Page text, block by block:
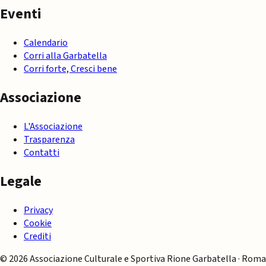
Eventi
Calendario
Corri alla Garbatella
Corri forte, Cresci bene
Associazione
L'Associazione
Trasparenza
Contatti
Legale
Privacy
Cookie
Crediti
© 2026 Associazione Culturale e Sportiva Rione Garbatella · Roma